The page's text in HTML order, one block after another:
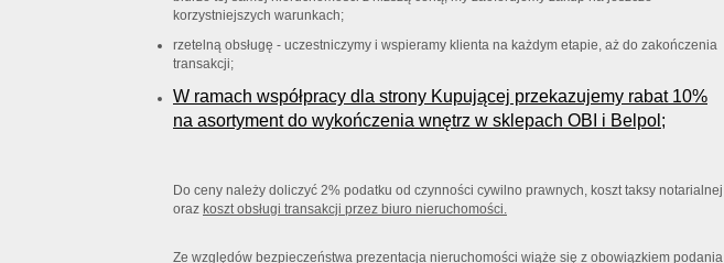
korzystniejszych warunkach;
rzetelną obsługę - uczestniczymy i wspieramy klienta na każdym etapie, aż do zakończenia
transakcji;
W ramach współpracy dla strony Kupującej przekazujemy rabat 10%
na asortyment do wykończenia wnętrz w sklepach OBI i Belpol;
Do ceny należy doliczyć 2% podatku od czynności cywilno prawnych, koszt taksy notarialnej
oraz koszt obsługi transakcji przez biuro nieruchomości.
Ze względów bezpieczeństwa prezentacja nieruchomości wiąże się z obowiązkiem podania